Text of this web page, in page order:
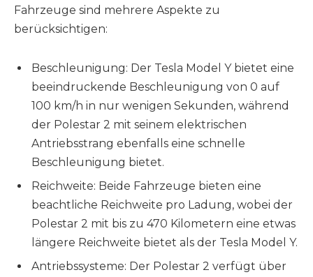
Fahrzeuge sind mehrere Aspekte zu
berücksichtigen:
Beschleunigung: Der Tesla Model Y bietet eine
beeindruckende Beschleunigung von 0 auf
100 km/h in nur wenigen Sekunden, während
der Polestar 2 mit seinem elektrischen
Antriebsstrang ebenfalls eine schnelle
Beschleunigung bietet.
Reichweite: Beide Fahrzeuge bieten eine
beachtliche Reichweite pro Ladung, wobei der
Polestar 2 mit bis zu 470 Kilometern eine etwas
längere Reichweite bietet als der Tesla Model Y.
Antriebssysteme: Der Polestar 2 verfügt über